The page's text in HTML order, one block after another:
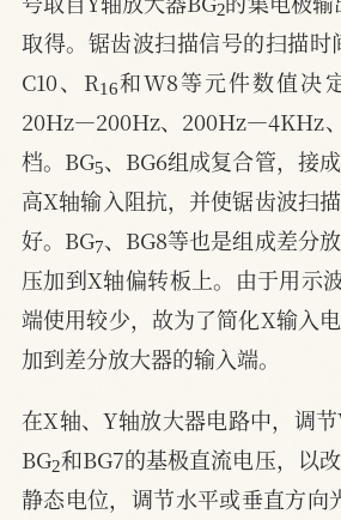
取得。锯齿波扫描信号的扫描时
C10、R16和W8等元件数值决
20Hz—200Hz、200Hz—4KHz
档。BG5、BG6组成复合管，接
高X轴输入阻抗，并使锯齿波扫
好。BG7、BG8等也是组成差分
压加到X轴偏转板上。由于用示
端使用较少，故为了简化X输入
加到差分放大器的输入端。
在X轴、Y轴放大器电路中，调
BG2和BG7的基极直流电压，以
静态电位，调节水平或垂直方向